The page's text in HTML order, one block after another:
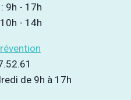
9h - 17h
- 14h
de 9h à 17h